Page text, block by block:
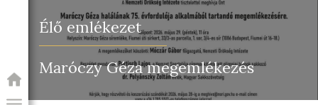
Élő emlékezet
Maróczy Géza megemlékezés